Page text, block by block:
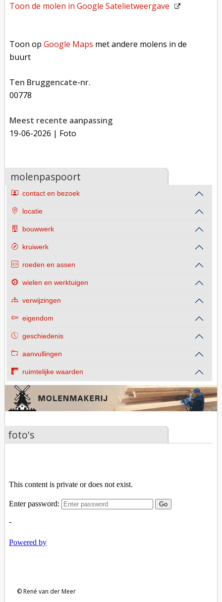
Toon de molen inGoogle Satelietweergave
Toon opGoogle Maps met andere molens in de
buurt
Ten Bruggencate-nr.
00778
Meest recente aanpassing
19-06-2026 | Foto
molenpaspoort
contact en bezoek
locatie
bouwwerk
kruiwerk
roeden en assen
wielen en werktuigen
verwijzingen
eigendom
geschiedenis
aanvullingen
ruimtelijke waarden
foto's
René van der Meer